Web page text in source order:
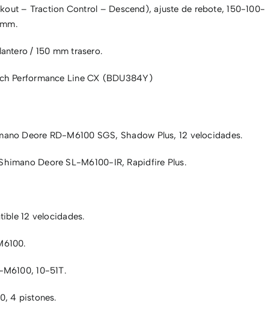
– Traction Control – Descend), ajuste de rebote, 150-100-
/ 150 mm trasero.
Performance Line CX (BDU384Y)
Deore RD-M6100 SGS, Shadow Plus, 12 velocidades.
Deore SL-M6100-IR, Rapidfire Plus.
12 velocidades.
10-51T.
4 pistones.